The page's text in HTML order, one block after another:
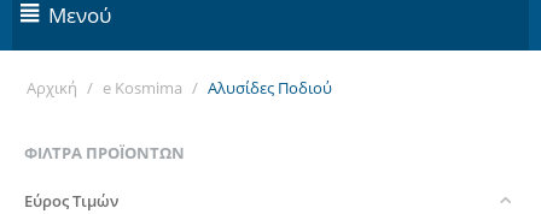
Μενού
Αρχική / e Kosmima / Αλυσίδες Ποδιού
ΦΊΛΤΡΑ ΠΡΟΪΌΝΤΩΝ
Εύρος Τιμών